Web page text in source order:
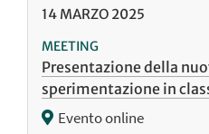
14 MARZO 2025
MEETING
Presentazione della
sperimentazione in
Evento online